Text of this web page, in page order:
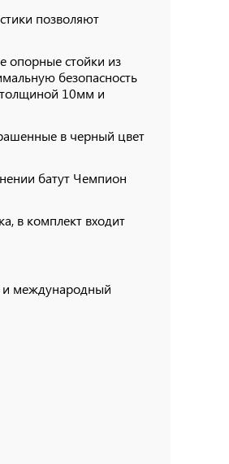
позволяют
опорные стойки из
безопасность
толщиной 10мм и
в черный цвет
батут Чемпион
в комплект входит
и международный